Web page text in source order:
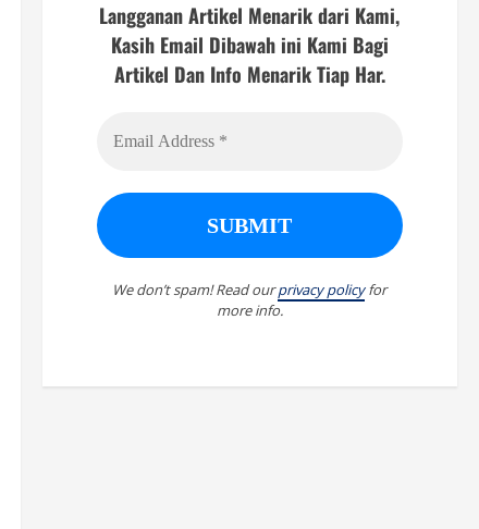
Langganan Artikel Menarik dari Kami,
Kasih Email Dibawah ini Kami Bagi
Artikel Dan Info Menarik Tiap Har.
We don’t spam! Read ourprivacy policyfor
more info.